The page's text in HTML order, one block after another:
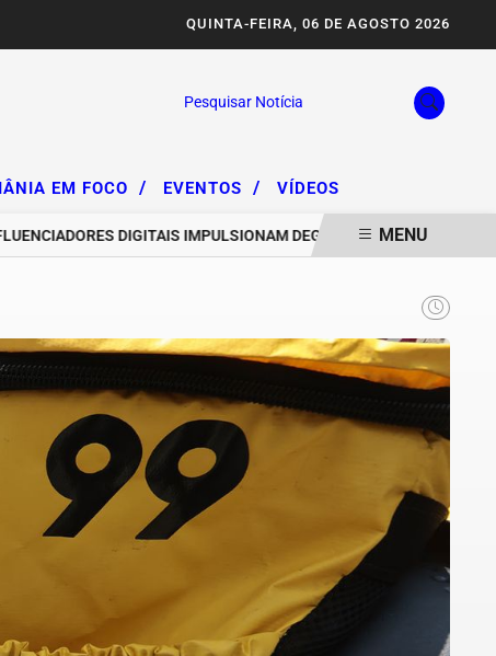
QUINTA-FEIRA, 06 DE AGOSTO 2026
Pesquisar Notícia
EM FOCO / EVENTOS / VÍDEOS
DIGITAIS IMPULSIONAM DEGRADAÇÃO DA SERRA DA
MENU